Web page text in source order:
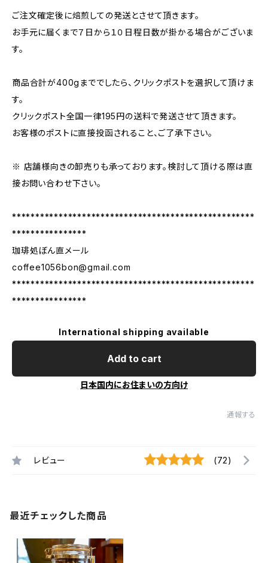
ご注文確定後に焙煎しての発送とさせて頂きます。
お手元に届くまで７日から１０日程日数が掛かる場合がございま
す。
商品合計が400gまででしたら、クリックポストを選択して頂けま
す。
クリックポスト全国一律195円の送料で発送させて頂きます。
お客様のポストに直接投函されること、ご了承下さい。
※ 店舗様向きの卸売りも承っております。検討して頂ける際は直
接お問い合わせ下さい。
****************************************************
****************
珈琲処ぼん直メール
coffee1056bon@gmail.com
****************************************************
****************
International shipping available
Add to cart
日本国内にお住まいの方向け
通報する
レビュー (72)
最近チェックした商品